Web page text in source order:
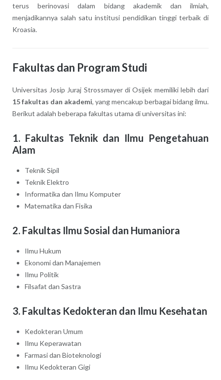
terus berinovasi dalam bidang akademik dan ilmiah,
menjadikannya salah satu institusi pendidikan tinggi terbaik di
Kroasia.
Fakultas dan Program Studi
Universitas Josip Juraj Strossmayer di Osijek memiliki lebih dari
15 fakultas dan akademi, yang mencakup berbagai bidang ilmu.
Berikut adalah beberapa fakultas utama di universitas ini:
1. Fakultas Teknik dan Ilmu Pengetahuan
Alam
Teknik Sipil
Teknik Elektro
Informatika dan Ilmu Komputer
Matematika dan Fisika
2. Fakultas Ilmu Sosial dan Humaniora
Ilmu Hukum
Ekonomi dan Manajemen
Ilmu Politik
Filsafat dan Sastra
3. Fakultas Kedokteran dan Ilmu Kesehatan
Kedokteran Umum
Ilmu Keperawatan
Farmasi dan Bioteknologi
Ilmu Kedokteran Gigi